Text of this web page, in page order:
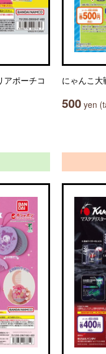
アポーチコ
にゃんこ大
500 yen